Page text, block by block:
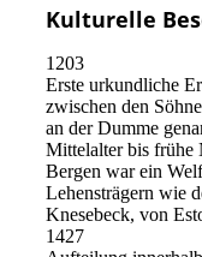
Kulturelle
1203
Erste urkundliche
zwischen den
an der Dumme
Mittelalter bis frühe
Bergen war ein
Lehensträgern wie
Knesebeck, von
1427